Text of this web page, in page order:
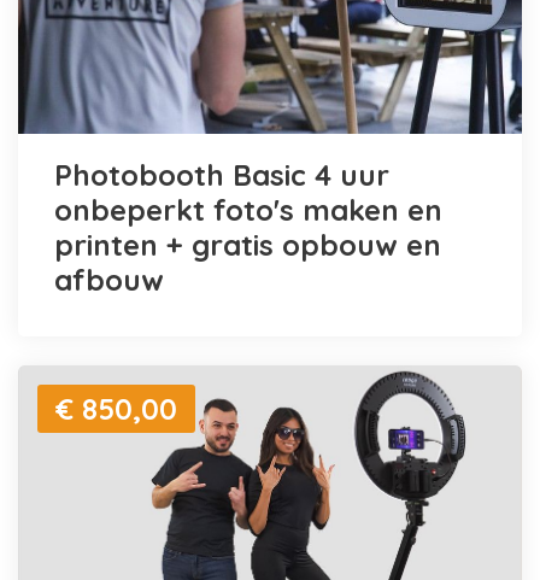
Photobooth Basic 4 uur
onbeperkt foto's maken en
printen + gratis opbouw en
afbouw
€ 850,00